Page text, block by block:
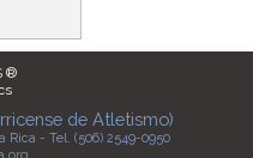
®
de Atletismo)
Rica - Tel. (506) 2549-0950